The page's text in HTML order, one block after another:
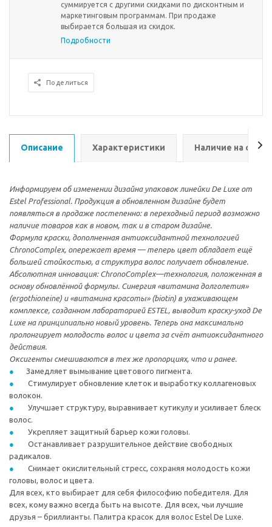
суммируется с другими скидками по дисконтным и
маркетинговым программам. При продаже
выбирается большая из скидок.
Подробности
Поделиться
Описание Характеристики Наличие на
Информируем об изменении дизайна упаковок линейки De Luxe от
Estel Professional. Продукция в обновленном дизайне будет
появляться в продаже постепенно: в переходный период возможно
наличие товаров как в новом, так и в старом дизайне.
Формула краски, дополненная антиоксидантной технологией
ChronoComplex, опережает время — теперь цвет обладает ещё
большей стойкостью, а структура волос получает обновление.
Абсолютная инновация: ChronoComplex—технология, положенная в
основу обновлённой формулы. Синергия «витамина долголетия»
(ergothioneine) и «витамина красоты» (biotin) в ухаживающем
комплексе, созданном лабораторией ESTEL, выводит краску-уход De
Luxe на принципиально новый уровень. Теперь она максимально
пролонгирует молодость волос и цвета за счёт антиоксидантного
действия.
Оксигенты смешиваются в тех же пропорциях, что и ранее.
Замедляет вымывание цветового пигмента.
Стимулирует обновление клеток и выработку коллагеновых
волокон.
Улучшает структуру, выравнивает кутикулу и усиливает блеск
волос.
Укрепляет защитный барьер кожи головы.
Останавливает разрушительное действие свободных
радикалов.
Снимает окислительный стресс, сохраняя молодость кожи
головы, волос и цвета.
Для всех, кто выбирает для себя философию победителя. Для
всех, кому важно всегда быть на высоте. Для всех, чьи лучшие
друзья – бриллианты. Палитра красок для волос Estel De Luxe.